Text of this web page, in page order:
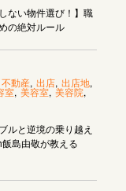
ない物件選び！】職
の絶対ルール
不動産, 出店, 出店地,
室, 美容室, 美容院,
ルと逆境の乗り越え
島由敬が教える